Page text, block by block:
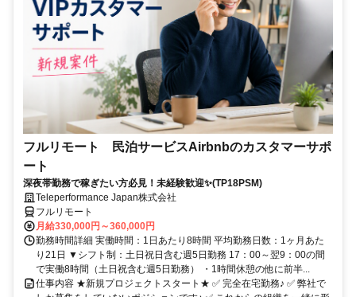
フルリモート 民泊サービスAirbnbのカスタマーサポ
ート
深夜帯勤務で稼ぎたい方必見！未経験歓迎✨(TP18PSM)
Teleperformance Japan株式会社
フルリモート
月給330,000円～360,000円
勤務時間詳細 実働時間：1日あたり8時間 平均勤務日数：1ヶ月あた
り21日 ▼シフト制：土日祝日含む週5日勤務 17：00～翌9：00の間
で実働8時間（土日祝含む週5日勤務） ・1時間休憩の他に前半...
仕事内容 ★新規プロジェクトスタート★ ✅ 完全在宅勤務♪ ✅ 弊社で